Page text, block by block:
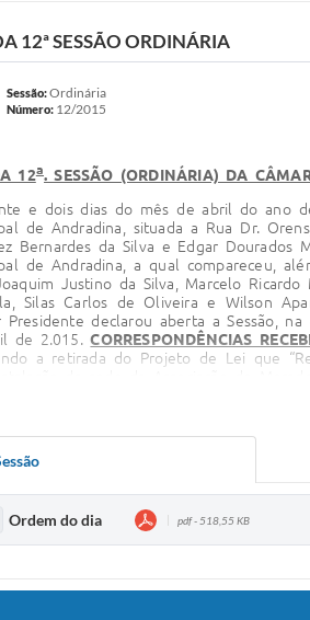
12ª SESSÃO ORDINÁRIA
Sessão:Ordinária
Número: 12/2015
12a. SESSÃO (ORDINÁRIA) DA
e dois dias do mês de abril do ano
de Andradina, situada a Rua Dr.
Bernardes da Silva e Edgar Dourados
de Andradina, a qual compareceu,
Justino da Silva, Marcelo
Silas Carlos de Oliveira e Wilson
Presidente declarou aberta a Sessão,
de 2.015.CORRESPONDÊNCIAS
a retirada do Projeto de Lei que
da sede da Associação de
autorização para abertura de Crédito
de acordo com os Artigos
nº 6.005/15 que “Declara Ponto
de autoria do Presidente e Vereador
aos Requerimentos nºs 209/
253/15, 254/15 de autoria do
ao Requerimento nº 240/15 de
dos Santos Santaela; Respondendo aos
ao Requerimento nº 150/15
Ordem do dia pdf - 518,55 KB